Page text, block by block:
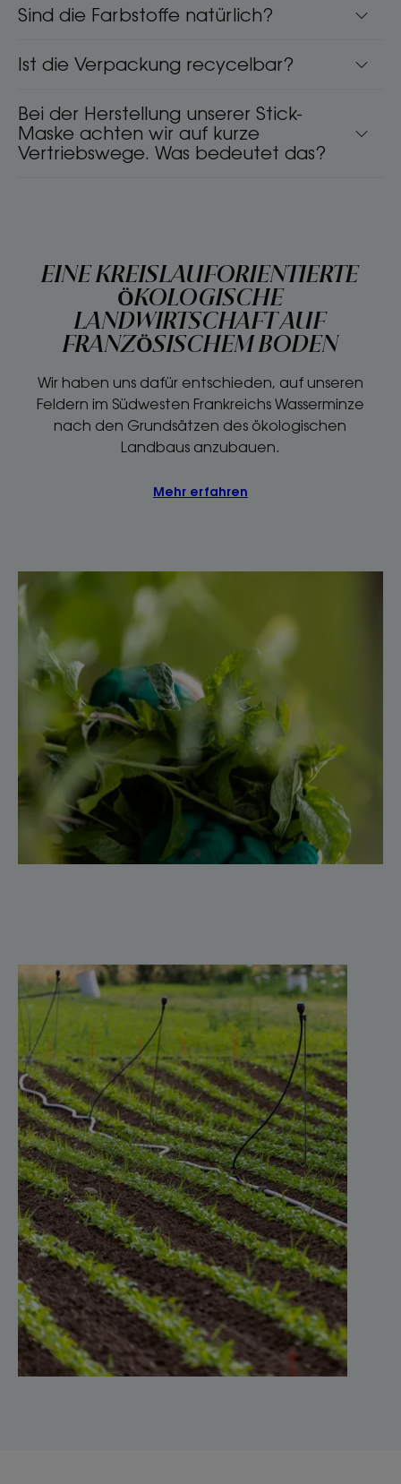
Sind die Farbstoffe natürlich?
Ist die Verpackung recycelbar?
Bei der Herstellung unserer Stick-
Maske achten wir auf kurze
Vertriebswege. Was bedeutet das?
EINE KREISLAUFORIENTIERTE
ÖKOLOGISCHE
LANDWIRTSCHAFT AUF
FRANZÖSISCHEM BODEN
Wir haben uns dafür entschieden, auf unseren
Feldern im Südwesten Frankreichs Wasserminze
nach den Grundsätzen des ökologischen
Landbaus anzubauen.
Mehr erfahren